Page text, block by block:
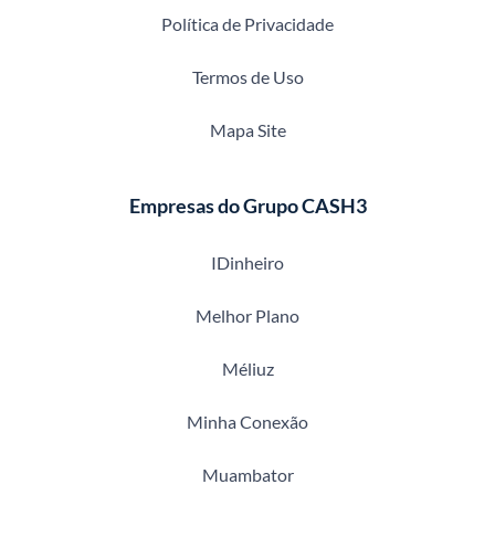
Política de Privacidade
Termos de Uso
Mapa Site
Empresas do Grupo CASH3
IDinheiro
Melhor Plano
Méliuz
Minha Conexão
Muambator